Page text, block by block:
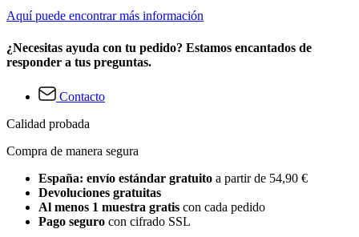
Aquí puede encontrar más información
¿Necesitas ayuda con tu pedido? Estamos encantados de
responder a tus preguntas.
Contacto
Calidad probada
Compra de manera segura
España: envío estándar gratuito a partir de 54,90 €
Devoluciones gratuitas
Al menos 1 muestra gratis con cada pedido
Pago seguro con cifrado SSL